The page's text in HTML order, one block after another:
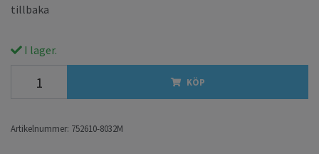
tillbaka
I lager.
KÖP
Artikelnummer: 752610-8032M